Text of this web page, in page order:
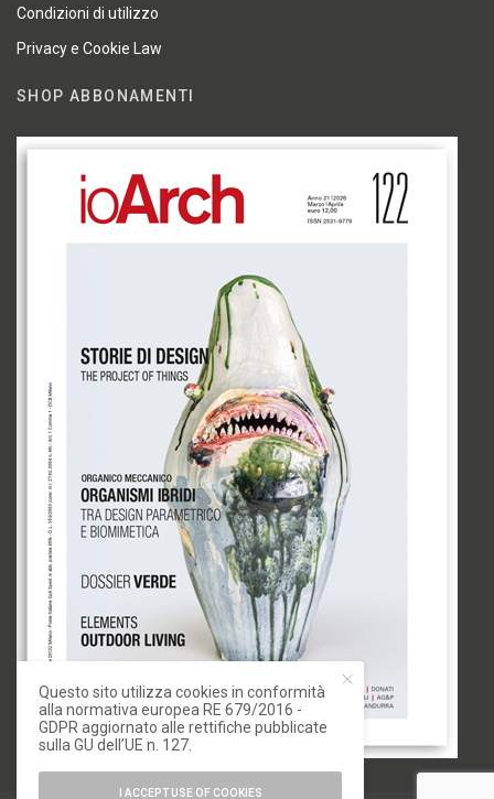
Condizioni di utilizzo
Privacy e Cookie Law
SHOP ABBONAMENTI
Questo sito utilizza cookies in conformità
alla normativa europea RE 679/2016 -
GDPR aggiornato alle rettifiche pubblicate
sulla GU dell’UE n. 127.
I ACCEPT USE OF COOKIES